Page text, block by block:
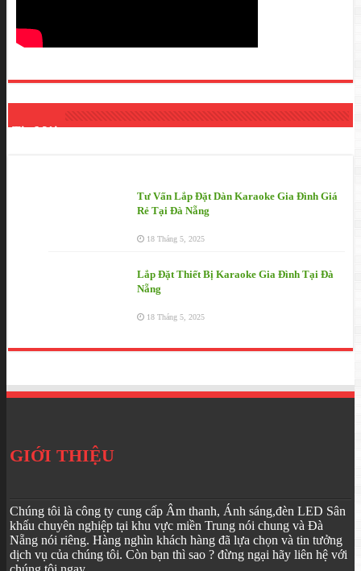
Tin Mới
Tư Vấn Lắp Đặt Dàn Karaoke Gia Đình Giá
Rẻ Tại Đà Nẵng
18 Tháng 5, 2025
Lắp Đặt Thiết Bị Karaoke Gia Đình Tại Đà
Nẵng
18 Tháng 5, 2025
GIỚI THIỆU
Chúng tôi là công ty cung cấp Âm thanh, Ánh sáng,đèn LED Sân
khấu chuyên nghiệp tại khu vực miền Trung nói chung và Đà
Nẵng nói riêng. Hàng nghìn khách hàng đã lựa chọn và tin tưởng
dịch vụ của chúng tôi. Còn bạn thì sao ? đừng ngại hãy liên hệ với